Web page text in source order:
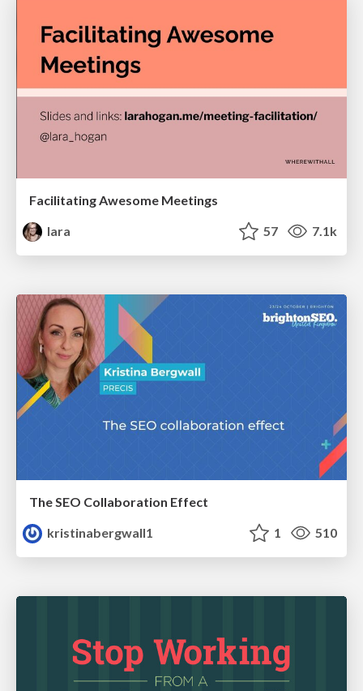
Facilitating Awesome Meetings
lara
57 7.1k
The SEO Collaboration Effect
kristinabergwall1
1 510